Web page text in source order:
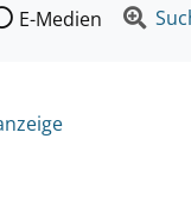
suchen wollen.
E-Medien